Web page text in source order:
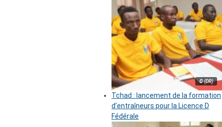
© (DR)
Tchad : lancement de la formation
d’entraîneurs pour la Licence D
Fédérale